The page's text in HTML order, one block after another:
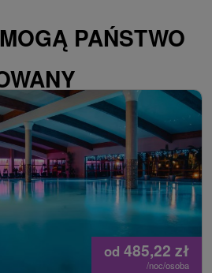
PAŃSTWO
od 485,22 zł
/noc/osoba